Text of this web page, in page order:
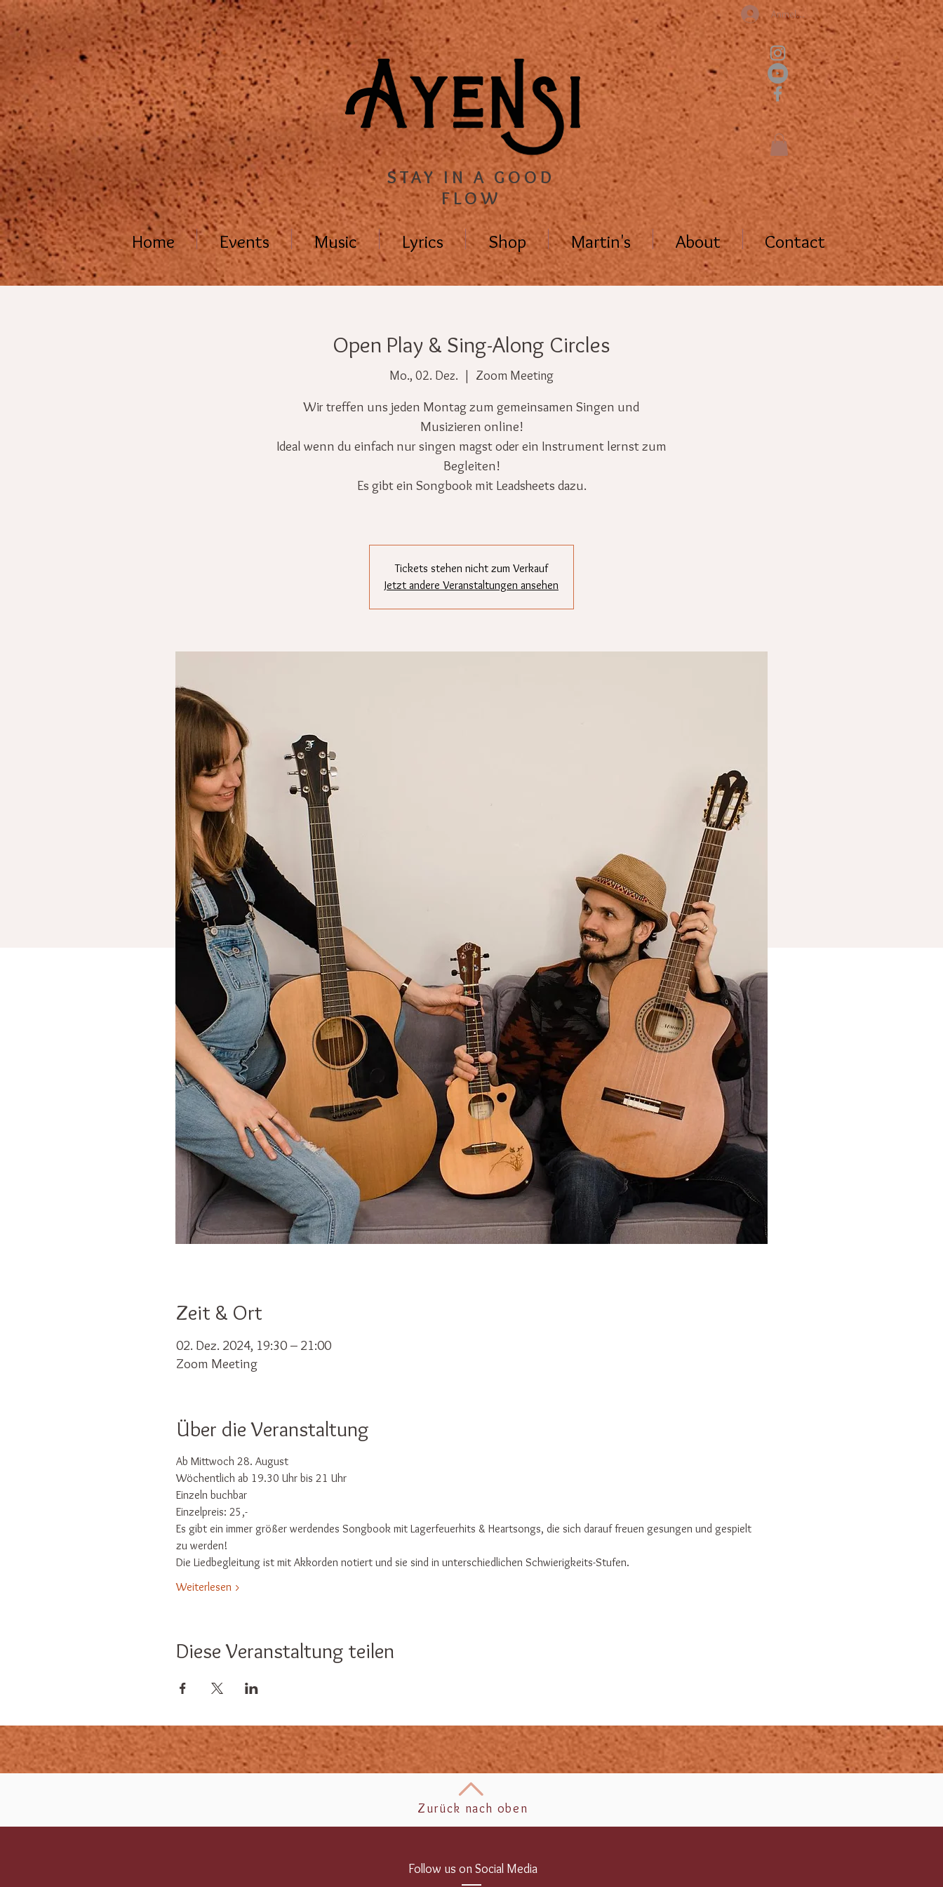
Anmelden
STAY IN A GOOD
FLOW
Home Events Music Lyrics Shop Martin's About Contact
Open Play & Sing-Along Circles
Mo., 02. Dez. Zoom Meeting
Wir treffen uns jeden Montag zum gemeinsamen Singen und
Musizieren online!
Ideal wenn du einfach nur singen magst oder ein Instrument lernst zum
Begleiten!
Es gibt ein Songbook mit Leadsheets dazu.
Tickets stehen nicht zum Verkauf
Jetzt andere Veranstaltungen ansehen
Zeit & Ort
02. Dez. 2024, 19:30 – 21:00
Zoom Meeting
Über die Veranstaltung
Ab Mittwoch 28. August
Wöchentlich ab 19.30 Uhr bis 21 Uhr
Einzeln buchbar
Einzelpreis: 25,-
Es gibt ein immer größer werdendes Songbook mit Lagerfeuerhits & Heartsongs, die sich darauf freuen gesungen und gespielt
zu werden!
Die Liedbegleitung ist mit Akkorden notiert und sie sind in unterschiedlichen Schwierigkeits-Stufen.
Weiterlesen >
Diese Veranstaltung teilen
Zurück nach oben
Follow us on Social Media